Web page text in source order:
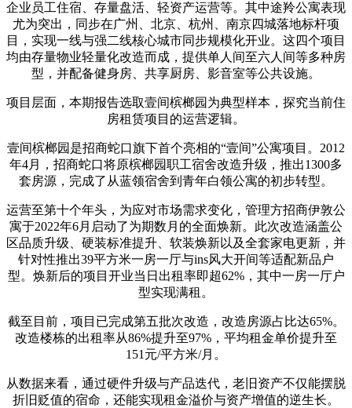
企业员工住宿、存量盘活、轻资产运营等。其中途羚公寓表现
尤为突出，同步在广州、北京、杭州、南京四城落地标杆项
目，实现一线与强二线核心城市同步规模化开业。这四个项目
均由存量物业轻量化改造而成，提供单人间至六人间等多种房
型，并配备健身房、共享厨房、影音室等公共设施。
项目层面，本期报告选取壹间槟榔园为典型样本，探究当前住
房租赁项目的运营逻辑。
壹间槟榔园是招商蛇口旗下首个亮相的“壹间”公寓项目。2012
年4月，招商蛇口将原槟榔园职工宿舍改造升级，推出1300多
套房源，完成了从蓝领宿舍到青年白领公寓的初步转型。
运营至第十个年头，为应对市场需求变化，管理方招商伊敦公
寓于2022年6月启动了为期数月的全面焕新。此次改造涵盖公
区品质升级、硬装标准提升、软装焕新以及全套家电更新，并
针对性推出39平方米一房一厅与ins风大开间等适配新品户
型。焕新后的项目开业当日出租率即超62%，其中一房一厅户
型实现满租。
截至目前，项目已完成第五批次改造，改造房源占比达65%。
改造楼栋的出租率从86%提升至97%，平均租金单价提升至
151元/平方米/月。
从数据来看，通过硬件升级与产品迭代，老旧资产不仅能摆脱
折旧贬值的宿命，还能实现租金溢价与资产增值的逆生长。